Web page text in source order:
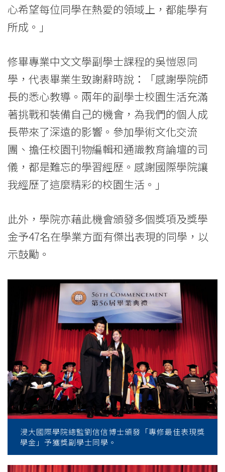
學
消
息
國
際
學
院
香
港
浸
學
心希望每位同學在熱愛的領域上，都能學有
所成。」
修畢專業中文文學副學士課程的吳愷恩同
學，代表畢業生致謝辭時說：「感謝學院師
長的悉心教導。兩年的副學士校園生活充滿
著挑戰和裝備自己的機會，為我們的個人成
長帶來了深遠的影響。參加學術文化交流
團、擔任校園刊物編輯和通識教育論壇的司
儀，都是難忘的學習經歷。感謝國際學院讓
我經歷了這麼精彩的校園生活。」
此外，學院亦藉此機會頒發多個獎項及獎學
金予47名在學業方面有傑出表現的同學，以
示鼓勵。
浸大國際學院總監劉信信博士頒發「專修最佳表現獎
學金」予獲獎副學士同學。